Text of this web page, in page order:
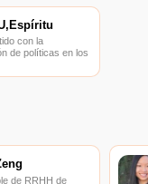
con la
de políticas en los
finanzas
de RRHH de